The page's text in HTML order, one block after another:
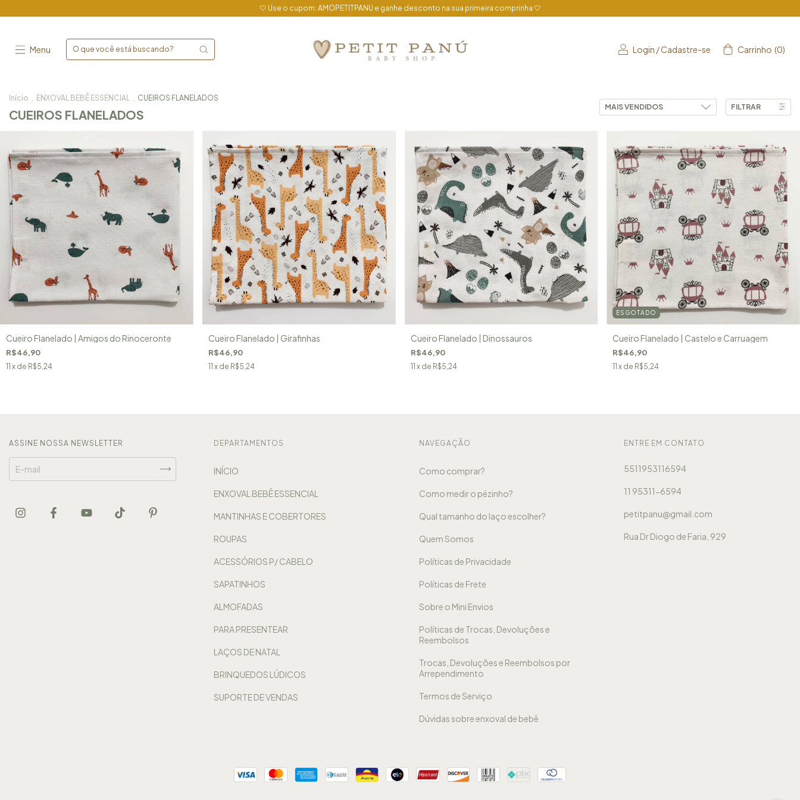
🤍 Use o cupom: AMOPETITPANU e ganhe desconto na sua primeira comprinha 🤍
Menu Login /Cadastre-se Carrinho (0)
Início . ENXOVAL BEBÊ ESSENCIAL . CUEIROS FLANELADOS
CUEIROS FLANELADOS
FILTRAR
Cueiro Flanelado | Amigos do Rinoceronte
R$46,90
11 x de R$5,24
Cueiro Flanelado | Girafinhas
R$46,90
11 x de R$5,24
Cueiro Flanelado | Dinossauros
R$46,90
11 x de R$5,24
ESGOTADO
Cueiro Flanelado | Castelo e Carruagem
R$46,90
11 x de R$5,24
ASSINE NOSSA NEWSLETTER DEPARTAMENTOS
INÍCIO
ENXOVAL BEBÊ ESSENCIAL
MANTINHAS E COBERTORES
ROUPAS
ACESSÓRIOS P/ CABELO
SAPATINHOS
ALMOFADAS
PARA PRESENTEAR
LAÇOS DE NATAL
BRINQUEDOS LÚDICOS
SUPORTE DE VENDAS
NAVEGAÇÃO
Como comprar?
Como medir o pézinho?
Qual tamanho do laço escolher?
Quem Somos
Políticas de Privacidade
Políticas de Frete
Sobre o Mini Envios
Políticas de Trocas, Devoluções e
Reembolsos
Trocas, Devoluções e Reembolsos por
Arrependimento
Termos de Serviço
Dúvidas sobre enxoval de bebê
ENTRE EM CONTATO
5511953116594
11 95311-6594
petitpanu@gmail.com
Rua Dr Diogo de Faria, 929